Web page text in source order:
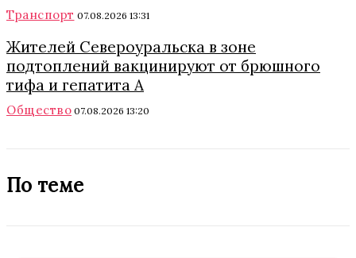
Транспорт 07.08.2026 13:31
Жителей Североуральска в зоне
подтоплений вакцинируют от брюшного
тифа и гепатита А
Общество 07.08.2026 13:20
По теме